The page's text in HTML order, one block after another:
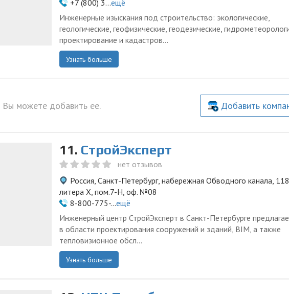
+7 (800) 3...ещё
Инженерные изыскания под строительство: экологические,
геологические, геофизические, геодезические,
проектирование и кадастров...
Узнать больше
Вы можете добавить ее. Добавить
11. СтройЭксперт
нет отзывов
Россия, Санкт-Петербург, набережная Обводного канала,
литера Х, пом.7-Н, оф. №08
8-800-775-...ещё
Инженерный центр СтройЭксперт в Санкт-Петербурге
в области проектирования сооружений и зданий, BIM, а также
тепловизионное обсл...
Узнать больше